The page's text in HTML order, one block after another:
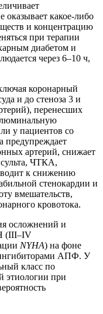
какое-либо
и концентрацию
при терапии
диабетом и
через 6–10 ч,
коронарный
и до стеноза 3 и
перенесших
у пациентов со
предупреждает
артерий, снижает
ЧТКА,
к снижению
стенокардии и
вмешательств,
кровотока.
осложнений и
(III–IV
NYHA) на фоне
АПФ. У
класс по
этиологии при